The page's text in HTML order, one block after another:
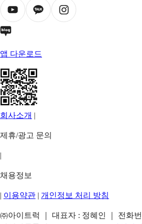
앱 다운로드
회사소개 |
제휴/광고 문의
|
채용정보
| 이용약관 | 개인정보 처리 방침
㈜아이트럭 ｜ 대표자 : 정혜인 ｜ 전화